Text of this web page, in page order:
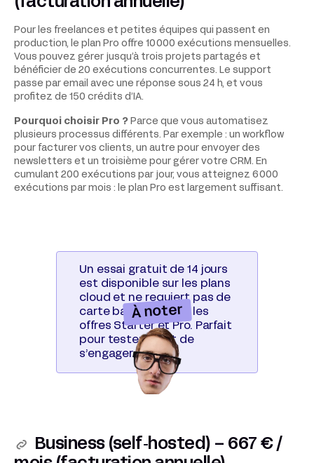
Pour les freelances et petites équipes qui passent en
production, le plan Pro offre 10 000 exécutions mensuelles.
Vous pouvez gérer jusqu’à trois projets partagés et
bénéficier de 20 exécutions concurrentes. Le support
passe par email avec une réponse sous 24 h, et vous
profitez de 150 crédits d’IA.
Pourquoi choisir Pro ? Parce que vous automatisez
plusieurs processus différents. Par exemple : un workflow
pour facturer vos clients, un autre pour envoyer des
newsletters et un troisième pour gérer votre CRM. En
cumulant 200 exécutions par jour, vous atteignez 6 000
exécutions par mois : le plan Pro est largement suffisant.
Un essai gratuit de 14 jours
est disponible sur les plans
cloud et ne requiert pas de
carte bancaire pour les
offres Starter et Pro. Parfait
pour tester avant de
s’engager.
À noter
Business (self‑hosted) – 667 € /